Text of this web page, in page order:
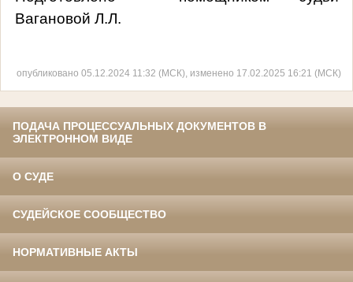
Вагановой Л.Л.
опубликовано 05.12.2024 11:32 (МСК), изменено 17.02.2025 16:21 (МСК)
ПОДАЧА ПРОЦЕССУАЛЬНЫХ ДОКУМЕНТОВ В
ЭЛЕКТРОННОМ ВИДЕ
О СУДЕ
СУДЕЙСКОЕ СООБЩЕСТВО
НОРМАТИВНЫЕ АКТЫ